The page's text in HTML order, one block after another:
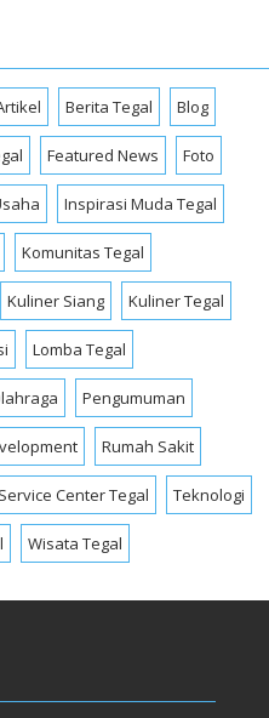
Berita Tegal Blog
Featured News Foto
Inspirasi Muda Tegal
Komunitas Tegal
Kuliner Siang Kuliner Tegal
Lomba Tegal
Pengumuman
Rumah Sakit
Service Center Tegal Teknologi
Wisata Tegal